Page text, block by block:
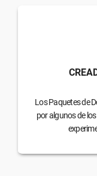
Los Paquetes de
por algunos de